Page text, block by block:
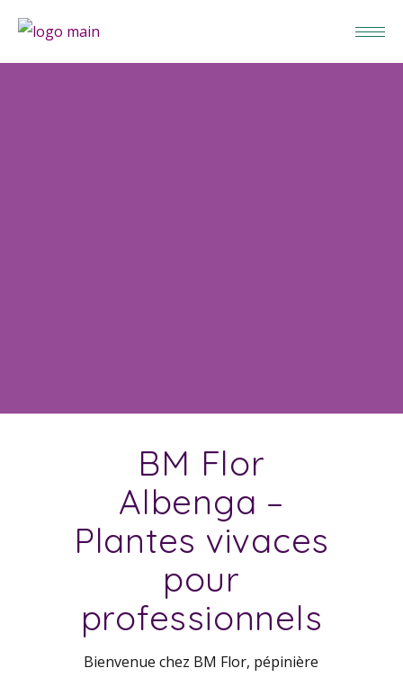
BM Flor
Albenga –
Plantes vivaces
pour
professionnels
Bienvenue chez BM Flor, pépinière